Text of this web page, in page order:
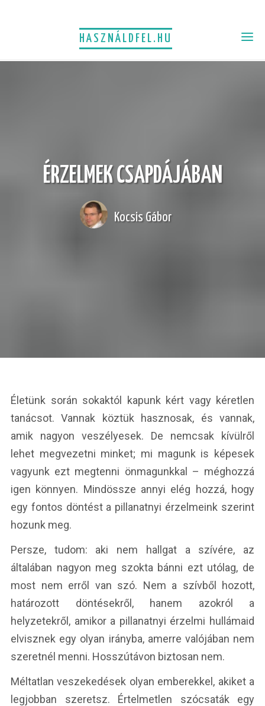
HASZNÁLDFEL.HU
ÉRZELMEK CSAPDÁJÁBAN
Kocsis Gábor
Életünk során sokaktól kapunk kért vagy kéretlen
tanácsot. Vannak köztük hasznosak, és vannak,
amik nagyon veszélyesek. De nemcsak kívülről
lehet megvezetni minket; mi magunk is képesek
vagyunk ezt megtenni önmagunkkal – méghozzá
igen könnyen. Mindössze annyi elég hozzá, hogy
egy fontos döntést a pillanatnyi érzelmeink szerint
hozunk meg.
Persze, tudom: aki nem hallgat a szívére, az
általában nagyon meg szokta bánni ezt utólag, de
most nem erről van szó. Nem a szívből hozott,
határozott döntésekről, hanem azokról a
helyzetekről, amikor a pillanatnyi érzelmi hullámaid
elvisznek egy olyan irányba, amerre valójában nem
szeretnél menni. Hosszútávon biztosan nem.
Méltatlan veszekedések olyan emberekkel, akiket a
legjobban szeretsz. Értelmetlen szócsaták egy